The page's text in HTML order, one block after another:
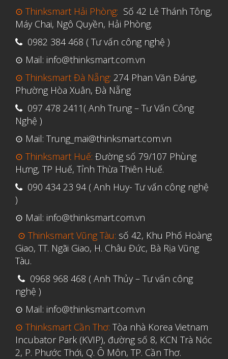
Tháng Sáu 2021
Tháng Năm 2021
Tháng Tư 2021
Tháng Ba 2021
Tháng Một 2021
Tháng Mười Một 2020
Tháng Mười 2020
Tháng Chín 2020
Tháng Tám 2020
Tháng Bảy 2020
Tháng Năm 2020
Tháng Tư 2020
Tháng Ba 2020
Tháng Hai 2020
Tháng Mười Hai 2019
Tháng Mười Một 2019
Tháng Mười 2019
⊙ Thinksmart Hải Phòng: Số 42 Lê Thánh Tông,
Máy Chai, Ngô Quyền, Hải Phòng.
0982 384 468 ( Tư vấn công nghệ )
⊙ Mail: info@thinksmart.com.vn
⊙ Thinksmart Đà Nẵng: 274 Phan Văn Đáng,
Phường Hòa Xuân, Đà Nẵng
097 478 2411( Anh Trung – Tư Vấn Công
Nghệ )
⊙ Mail: Trung_mai@thinksmart.com.vn
⊙ Thinksmart Huế: Đường số 79/107 Phùng
Hưng, TP Huế, Tỉnh Thừa Thiên Huế.
090 434 23 94 ( Anh Huy- Tư vấn công nghệ
)
⊙ Mail: info@thinksmart.com.vn
⊙ Thinksmart Vũng Tàu: số 42, Khu Phố Hoàng
Giao, TT. Ngãi Giao, H. Châu Đức, Bà Rịa Vũng
Tàu.
0968 968 468 ( Anh Thủy – Tư vấn công
nghệ )
⊙ Mail: info@thinksmart.com.vn
⊙ Thinksmart Cần Thơ: Tòa nhà Korea Vietnam
Incubator Park (KVIP), đường số 8, KCN Trà Nóc
2, P. Phước Thới, Q. Ô Môn, TP. Cần Thơ.